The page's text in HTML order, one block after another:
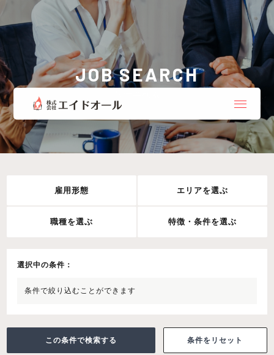
JOB SEARCH
雇用形態 エリアを選ぶ
職種を選ぶ 特徴・条件を選ぶ
選択中の条件：
条件で絞り込むことができます
条件をリセット